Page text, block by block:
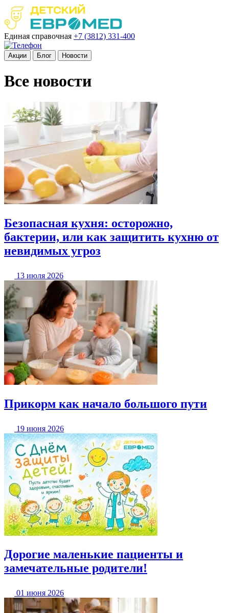
Единая справочная +7 (3812) 331-400
Акции Блог Новости
Все новости
Безопасная кухня: осторожно,
бактерии, или как защитить кухню от
невидимых угроз
13 июля 2026
Прикорм как начало большого пути
19 июня 2026
Дорогие маленькие пациенты и
замечательные родители!
01 июня 2026